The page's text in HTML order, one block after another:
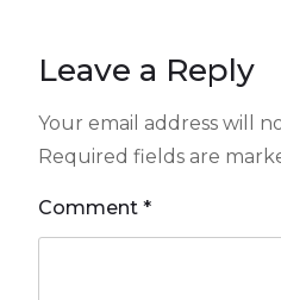
Leave a Reply
Your email address will
Required fields are
Comment *